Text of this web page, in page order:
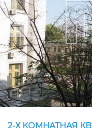
2-Х КОМНАТНАЯ